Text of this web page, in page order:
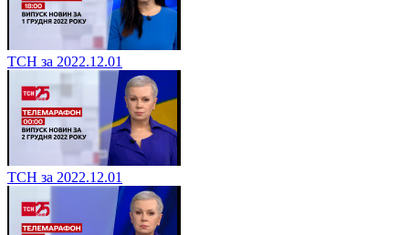
ТСН за 2022.12.01
ТСН за 2022.12.01